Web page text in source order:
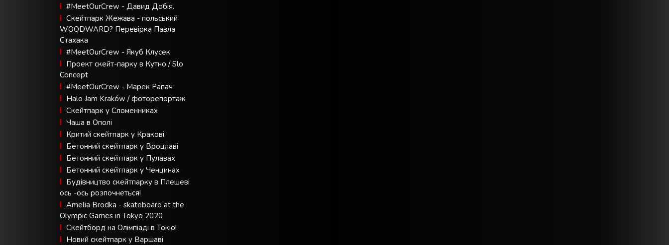
#MeetOurCrew - Давид Добія.
Скейтпарк Жежава - польський
WOODWARD? Перевірка Павла
Стахака
#MeetOurCrew - Якуб Клусек
Проект скейт-парку в Кутно / Slo
Concept
#MeetOurCrew - Марек Рапач
Halo Jam Kraków / фоторепортаж
Скейтпарк у Сломенниках
Чаша в Ополі
Критий скейтпарк у Кракові
Бетонний скейтпарк у Вроцлаві
Бетонний скейтпарк у Пулавах
Бетонний скейтпарк у Ченцинах
Будівництво скейтпарку в Плешеві
ось -ось розпочнеться!
Amelia Brodka - skateboard at the
Olympic Games in Tokyo 2020
Скейтборд на Олімпіаді в Токіо!
Новий скейтпарк у Варшаві